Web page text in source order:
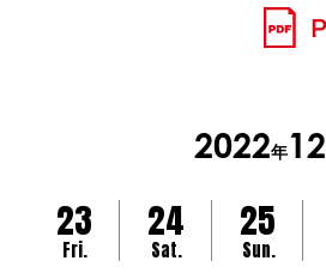
2022年12
23
Fri.
24
Sat.
25
Sun.